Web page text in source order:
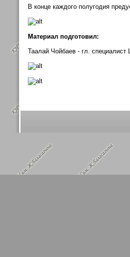
В конце каждого полугодия
Материал подготовил:
Таалай Чойбаев - гл.